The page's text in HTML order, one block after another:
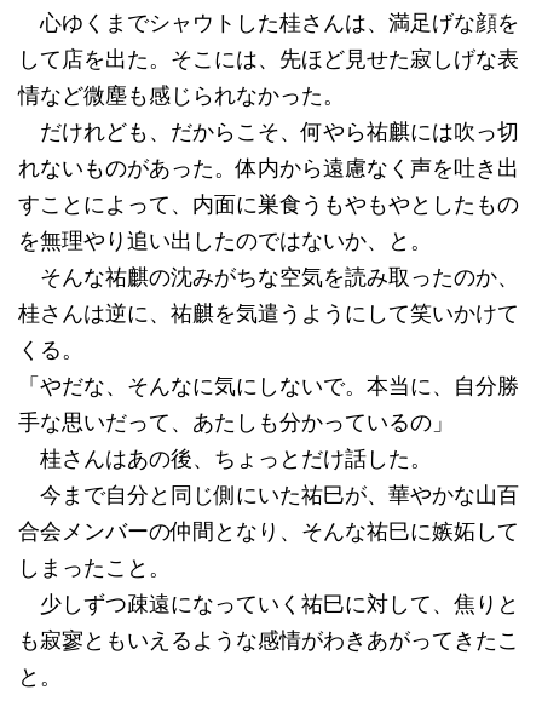
心ゆくまでシャウトした桂さんは、満足げな顔を
して店を出た。そこには、先ほど見せた寂しげな表
情など微塵も感じられなかった。
だけれども、だからこそ、何やら祐麒には吹っ切
れないものがあった。体内から遠慮なく声を吐き出
すことによって、内面に巣食うもやもやとしたもの
を無理やり追い出したのではないか、と。
そんな祐麒の沈みがちな空気を読み取ったのか、
桂さんは逆に、祐麒を気遣うようにして笑いかけて
くる。
「やだな、そんなに気にしないで。本当に、自分勝
手な思いだって、あたしも分かっているの」
桂さんはあの後、ちょっとだけ話した。
今まで自分と同じ側にいた祐巳が、華やかな山百
合会メンバーの仲間となり、そんな祐巳に嫉妬して
しまったこと。
少しずつ疎遠になっていく祐巳に対して、焦りと
も寂寥ともいえるような感情がわきあがってきたこ
と。